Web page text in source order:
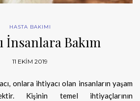
HASTA BAKIMI
İnsanlara Bakım
11 EKIM 2019
onlara ihtiyacı olan insanların yaşam
Kişinin temel ihtiyaçlarının